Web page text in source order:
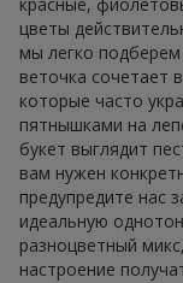
красные,
цветы
мы легко
веточка сочетает
которые часто
пятнышками на
букет выглядит
вам нужен
предупредите нас
идеальную
разноцветный
настроение